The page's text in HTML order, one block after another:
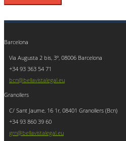
Barcelona
Via Augusta 2 bis, 3º, 08006 Barcelona
+34 93 363 54 71
bcn@bellavistalegal.eu
Granollers
C/ Sant Jaume, 16 1r, 08401 Granollers (Bcn)
+34 93 860 39 60
grn@bellavistalegal.eu